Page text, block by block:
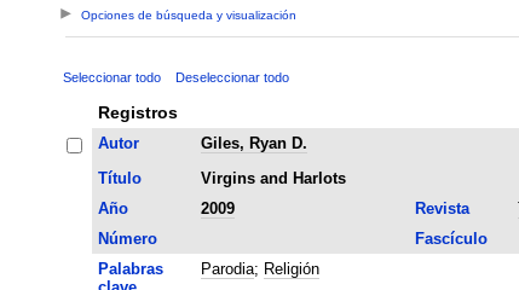
Opciones de búsqueda y visualización
Seleccionar todo Deseleccionar todo
Registros
Autor
Giles, Ryan D.
Título
Virgins and Harlots
Año
2009 Revista
Número
Fascículo
Palabras
Parodia; Religión